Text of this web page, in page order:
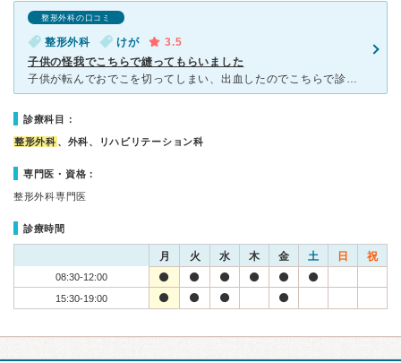
整形外科の口コミ
整形外科 けが
3.5
子供の怪我でこちらで縫ってもらいました
子供が転んでおでこを切ってしまい、出血したのでこちらで診ていただきました。 駐車場スペースが少なく停める時に少し待ちました。 中の待合スペースは広いですが、いつもかなり混み合っています。 先生は
診療科目：
整形外科 、外科、リハビリテーション科
専門医・資格：
整形外科専門医
診療時間
月 火 水 木 金 土 日 祝
08:30-12:00
15:30-19:00